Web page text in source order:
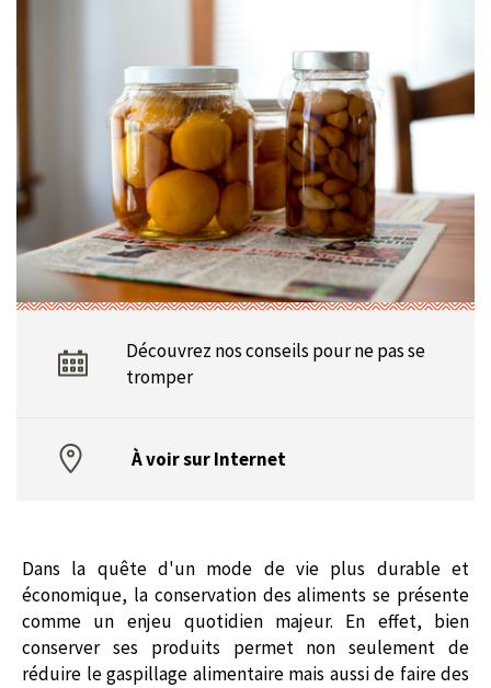
Découvrez nos conseils pour ne pas se
tromper
À voir sur Internet
Dans la quête d'un mode de vie plus durable et
économique, la conservation des aliments se présente
comme un enjeu quotidien majeur. En effet, bien
conserver ses produits permet non seulement de
réduire le gaspillage alimentaire mais aussi de faire des